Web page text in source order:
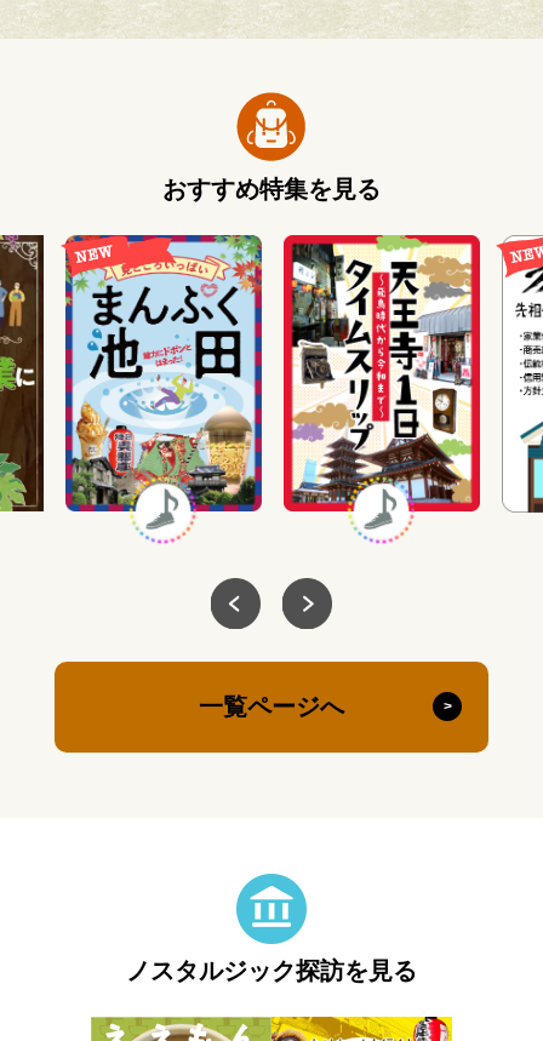
おすすめ特集を見る
一覧ページへ
ノスタルジック探訪を見る